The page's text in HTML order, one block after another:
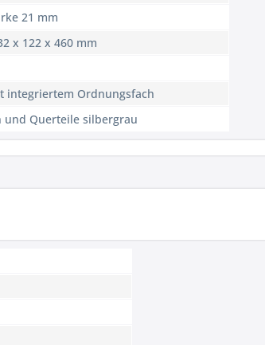
21 mm
x 122 x 460 mm
integriertem Ordnungsfach
und Querteile silbergrau